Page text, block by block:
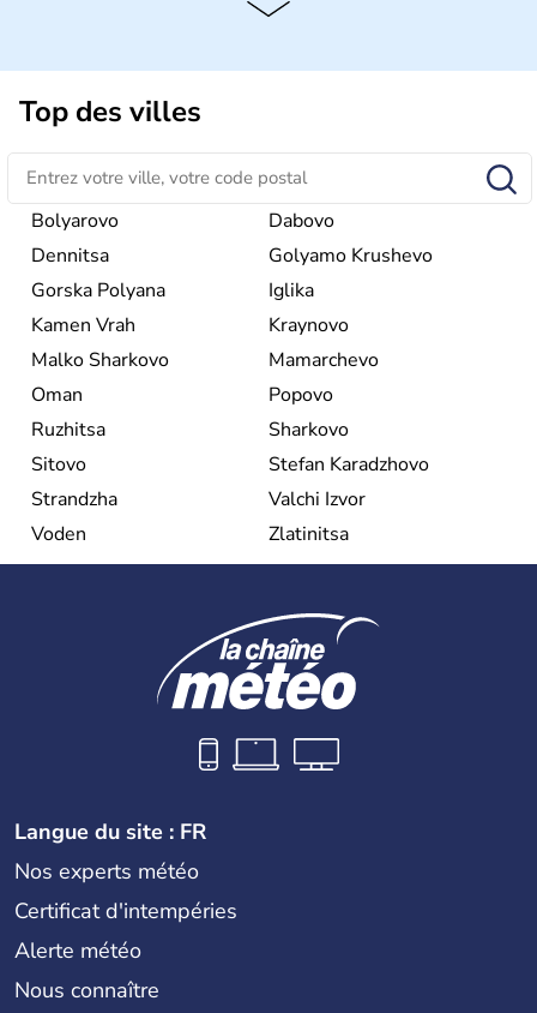
Pays situé dans la péninsule balkanique, laBulgarieest
bordée par la mer Noire à l’est, par la Grèce et la Turquie
au Sud. Très puissant au Moyen-Âge, c’est aujourd’hui
une république parlementaire démocratique. La principale
caractéristique de laBulgarieest sa division en bandes de
montagnes et de plaines orientées est-ouest.
Top des villes
Bolyarovo
Dabovo
Dennitsa
Golyamo Krushevo
Gorska Polyana
Iglika
Kamen Vrah
Kraynovo
Malko Sharkovo
Mamarchevo
Oman
Popovo
Ruzhitsa
Sharkovo
Sitovo
Stefan Karadzhovo
Strandzha
Valchi Izvor
Voden
Zlatinitsa
Langue du site : FR
Nos experts météo
Certificat d'intempéries
Alerte météo
Nous connaître